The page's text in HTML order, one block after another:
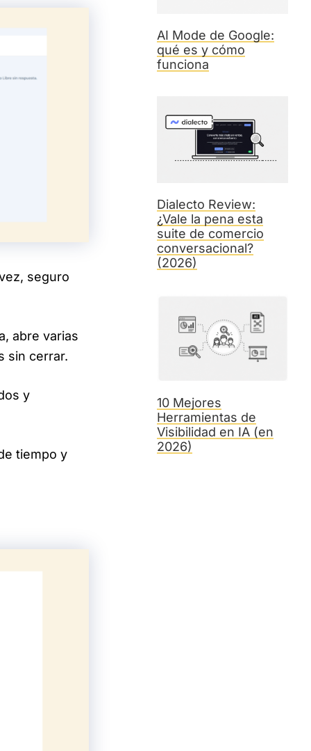
seguro
abre varias
sin cerrar.
y
tiempo y
AI Mode de Google:
qué es y cómo
funciona
Dialecto Review:
¿Vale la pena esta
suite de comercio
conversacional?
(2026)
10 Mejores
Herramientas de
Visibilidad en IA (en
2026)